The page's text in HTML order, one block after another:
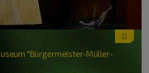
"Bürgermeister-Müller-